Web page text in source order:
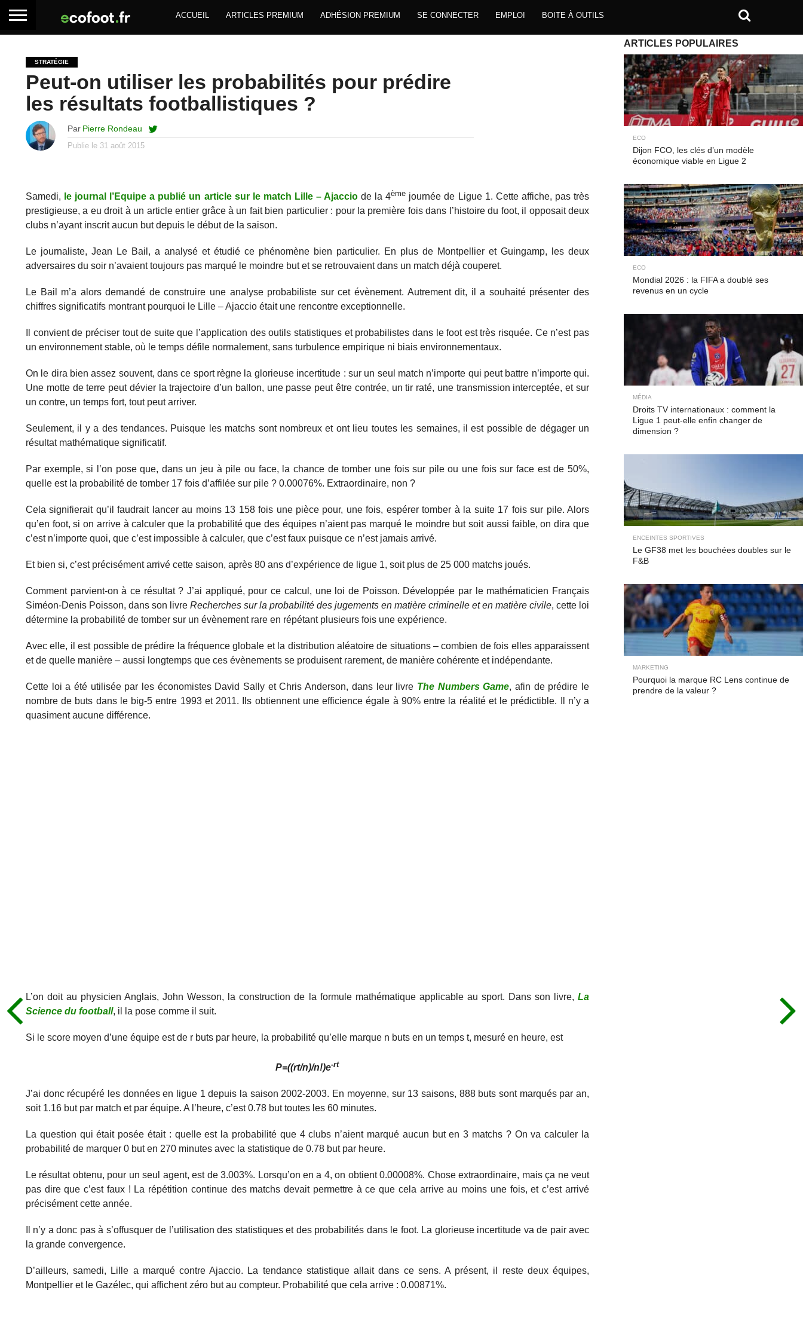
ACCUEIL ARTICLES PREMIUM ADHÉSION PREMIUM SE CONNECTER EMPLOI BOITE À OUTILS
STRATÉGIE
Peut-on utiliser les probabilités pour prédire
les résultats footballistiques ?
Par Pierre Rondeau
Publie le 31 août 2015
Samedi, le journal l’Equipe a publié un article sur le match Lille – Ajaccio de la 4ème journée de Ligue 1. Cette affiche, pas très
prestigieuse, a eu droit à un article entier grâce à un fait bien particulier : pour la première fois dans l’histoire du foot, il opposait deux
clubs n’ayant inscrit aucun but depuis le début de la saison.
Le journaliste, Jean Le Bail, a analysé et étudié ce phénomène bien particulier. En plus de Montpellier et Guingamp, les deux
adversaires du soir n’avaient toujours pas marqué le moindre but et se retrouvaient dans un match déjà couperet.
Le Bail m’a alors demandé de construire une analyse probabiliste sur cet évènement. Autrement dit, il a souhaité présenter des
chiffres significatifs montrant pourquoi le Lille – Ajaccio était une rencontre exceptionnelle.
Il convient de préciser tout de suite que l’application des outils statistiques et probabilistes dans le foot est très risquée. Ce n’est pas
un environnement stable, où le temps défile normalement, sans turbulence empirique ni biais environnementaux.
On le dira bien assez souvent, dans ce sport règne la glorieuse incertitude : sur un seul match n’importe qui peut battre n’importe qui.
Une motte de terre peut dévier la trajectoire d’un ballon, une passe peut être contrée, un tir raté, une transmission interceptée, et sur
un contre, un temps fort, tout peut arriver.
Seulement, il y a des tendances. Puisque les matchs sont nombreux et ont lieu toutes les semaines, il est possible de dégager un
résultat mathématique significatif.
Par exemple, si l’on pose que, dans un jeu à pile ou face, la chance de tomber une fois sur pile ou une fois sur face est de 50%,
quelle est la probabilité de tomber 17 fois d’affilée sur pile ? 0.00076%. Extraordinaire, non ?
Cela signifierait qu’il faudrait lancer au moins 13 158 fois une pièce pour, une fois, espérer tomber à la suite 17 fois sur pile. Alors
qu’en foot, si on arrive à calculer que la probabilité que des équipes n’aient pas marqué le moindre but soit aussi faible, on dira que
c’est n’importe quoi, que c’est impossible à calculer, que c’est faux puisque ce n’est jamais arrivé.
Et bien si, c’est précisément arrivé cette saison, après 80 ans d’expérience de ligue 1, soit plus de 25 000 matchs joués.
Comment parvient-on à ce résultat ? J’ai appliqué, pour ce calcul, une loi de Poisson. Développée par le mathématicien Français
Siméon-Denis Poisson, dans son livre Recherches sur la probabilité des jugements en matière criminelle et en matière civile, cette loi
détermine la probabilité de tomber sur un évènement rare en répétant plusieurs fois une expérience.
Avec elle, il est possible de prédire la fréquence globale et la distribution aléatoire de situations – combien de fois elles apparaissent
et de quelle manière – aussi longtemps que ces évènements se produisent rarement, de manière cohérente et indépendante.
Cette loi a été utilisée par les économistes David Sally et Chris Anderson, dans leur livre The NumbersGame, afin de prédire le
nombre de buts dans le big-5 entre 1993 et 2011. Ils obtiennent une efficience égale à 90% entre la réalité et le prédictible. Il n’y a
quasiment aucune différence.
L’on doit au physicien Anglais, John Wesson, la construction de la formule mathématique applicable au sport. Dans son livre, La
Science dufootball, il la pose comme il suit.
Si le score moyen d’une équipe est de r buts par heure, la probabilité qu’elle marque n buts en un temps t, mesuré en heure, est
P=((rt/n)/n!)e-rt
J’ai donc récupéré les données en ligue 1 depuis la saison 2002-2003. En moyenne, sur 13 saisons, 888 buts sont marqués par an,
soit 1.16 but par match et par équipe. A l’heure, c’est 0.78 but toutes les 60 minutes.
La question qui était posée était : quelle est la probabilité que 4 clubs n’aient marqué aucun but en 3 matchs ? On va calculer la
probabilité de marquer 0 but en 270 minutes avec la statistique de 0.78 but par heure.
Le résultat obtenu, pour un seul agent, est de 3.003%. Lorsqu’on en a 4, on obtient 0.00008%. Chose extraordinaire, mais ça ne veut
pas dire que c’est faux ! La répétition continue des matchs devait permettre à ce que cela arrive au moins une fois, et c’est arrivé
précisément cette année.
Il n’y a donc pas à s’offusquer de l’utilisation des statistiques et des probabilités dans le foot. La glorieuse incertitude va de pair avec
la grande convergence.
D’ailleurs, samedi, Lille a marqué contre Ajaccio. La tendance statistique allait dans ce sens. A présent, il reste deux équipes,
Montpellier et le Gazélec, qui affichent zéro but au compteur. Probabilité que cela arrive : 0.00871%.
ARTICLES POPULAIRES
ECO
Dijon FCO, les clés d’un modèle
économique viable en Ligue 2
ECO
Mondial 2026 : la FIFA a doublé ses
revenus en un cycle
MÉDIA
Droits TV internationaux : comment la
Ligue 1 peut-elle enfin changer de
dimension ?
ENCEINTES SPORTIVES
Le GF38 met les bouchées doubles sur le
F&B
MARKETING
Pourquoi la marque RC Lens continue de
prendre de la valeur ?